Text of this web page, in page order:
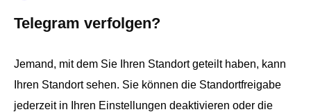
Telegram verfolgen?
Jemand, mit dem Sie Ihren Standort geteilt haben, kann
Ihren Standort sehen. Sie können die Standortfreigabe
jederzeit in Ihren Einstellungen deaktivieren oder die